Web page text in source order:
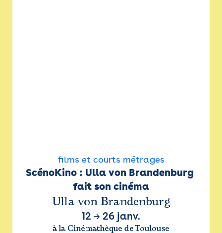
films et courts métrages
ScénoKino : Ulla von Brandenburg
fait son cinéma
Ulla von Brandenburg
12 → 26 janv.
à la Cinémathèque de Toulouse